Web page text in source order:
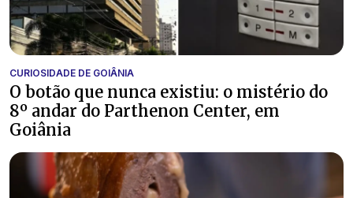
CURIOSIDADE DE GOIÂNIA
O botão que nunca existiu: o mistério do
8º andar do Parthenon Center, em
Goiânia